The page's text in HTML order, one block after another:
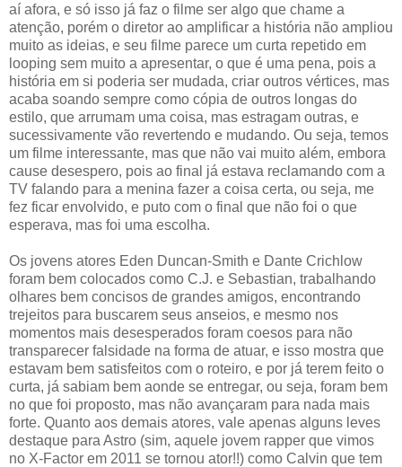
aí afora, e só isso já faz o filme ser algo que chame a
atenção, porém o diretor ao amplificar a história não ampliou
muito as ideias, e seu filme parece um curta repetido em
looping sem muito a apresentar, o que é uma pena, pois a
história em si poderia ser mudada, criar outros vértices, mas
acaba soando sempre como cópia de outros longas do
estilo, que arrumam uma coisa, mas estragam outras, e
sucessivamente vão revertendo e mudando. Ou seja, temos
um filme interessante, mas que não vai muito além, embora
cause desespero, pois ao final já estava reclamando com a
TV falando para a menina fazer a coisa certa, ou seja, me
fez ficar envolvido, e puto com o final que não foi o que
esperava, mas foi uma escolha.
Os jovens atores Eden Duncan-Smith e Dante Crichlow
foram bem colocados como C.J. e Sebastian, trabalhando
olhares bem concisos de grandes amigos, encontrando
trejeitos para buscarem seus anseios, e mesmo nos
momentos mais desesperados foram coesos para não
transparecer falsidade na forma de atuar, e isso mostra que
estavam bem satisfeitos com o roteiro, e por já terem feito o
curta, já sabiam bem aonde se entregar, ou seja, foram bem
no que foi proposto, mas não avançaram para nada mais
forte. Quanto aos demais atores, vale apenas alguns leves
destaque para Astro (sim, aquele jovem rapper que vimos
no X-Factor em 2011 se tornou ator!!) como Calvin que tem